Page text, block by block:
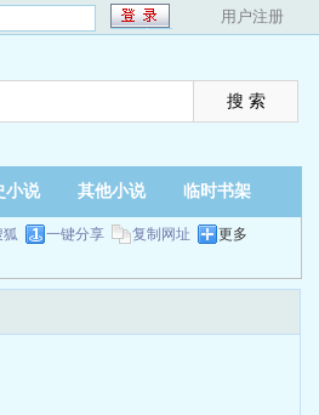
用户注册
小说 其他小说 临时书架
狐 一键分享 复制网址 更多